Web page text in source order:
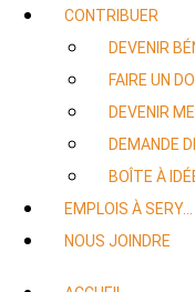
CONTRIBUER
DEVENIR
FAIRE UN
DEVENIR
DEMANDE
BOÎTE À
EMPLOIS À SERY…
NOUS JOINDRE